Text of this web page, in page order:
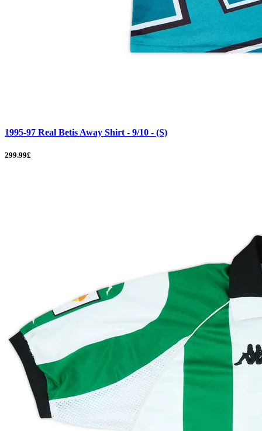
1995-97 Real Betis Away Shirt - 9/10 - (S)
299.99£